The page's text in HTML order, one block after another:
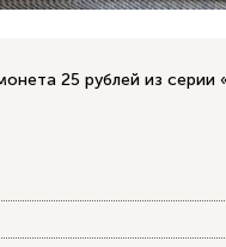
25 рублей из